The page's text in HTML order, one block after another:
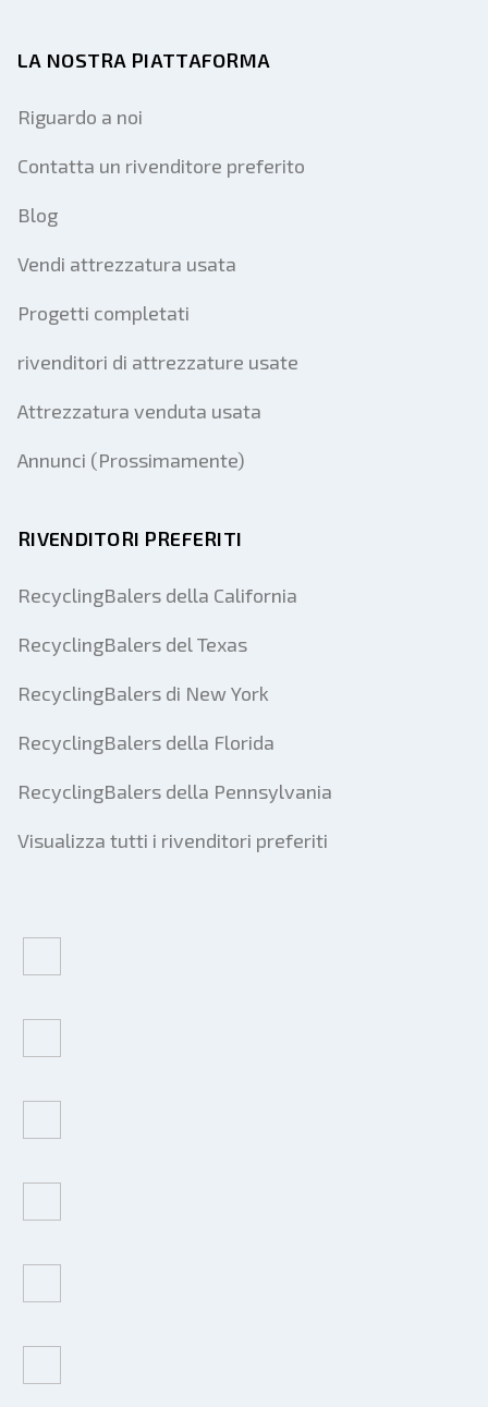
LA NOSTRA PIATTAFORMA
Riguardo a noi
Contatta un rivenditore preferito
Blog
Vendi attrezzatura usata
Progetti completati
rivenditori di attrezzature usate
Attrezzatura venduta usata
Annunci (Prossimamente)
RIVENDITORI PREFERITI
RecyclingBalers della California
RecyclingBalers del Texas
RecyclingBalers di New York
RecyclingBalers della Florida
RecyclingBalers della Pennsylvania
Visualizza tutti i rivenditori preferiti